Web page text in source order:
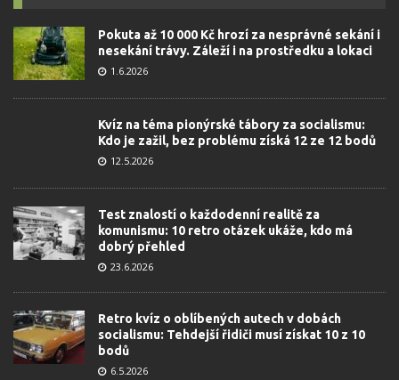
Pokuta až 10 000 Kč hrozí za nesprávné sekání i
nesekání trávy. Záleží i na prostředku a lokaci
1.6.2026
Kvíz na téma pionýrské tábory za socialismu:
Kdo je zažil, bez problému získá 12 ze 12 bodů
12.5.2026
Test znalostí o každodenní realitě za
komunismu: 10 retro otázek ukáže, kdo má
dobrý přehled
23.6.2026
Retro kvíz o oblíbených autech v dobách
socialismu: Tehdejší řidiči musí získat 10 z 10
bodů
6.5.2026